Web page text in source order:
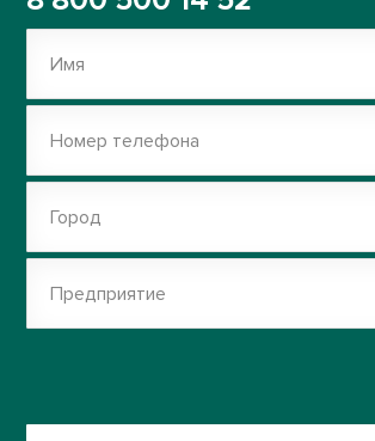
Имя
Номер телефона
Город
Предприятие